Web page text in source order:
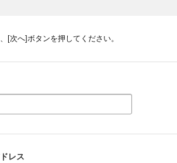
[次へ]ボタンを押してください。
レス